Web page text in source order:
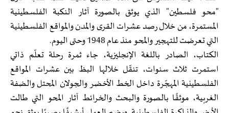
"محو فلسطين" الذي يوثق بالصورة آثار النكبة الفلسطينية
المستمرة، من خلال رصد عشرات القرى والمدن والمواقع الفلسطينية
التي تعرضت للتهجير والمحو منذ عام 1948 وحتى اليوم.
الكتاب، الصادر باللغة الإنجليزية، جاء ثمرة رحلة تعلّم ذاتي
استمرت ثلاث سنوات، تنقّل خلالها البظ بين عشرات المواقع
الفلسطينية المهجّرة داخل الخط الأخضر والجولان المحتل والضفة
الغربية، موثقًا بالصورة والبحث والخرائط آثار المحو التي طالت